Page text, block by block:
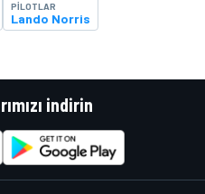
PILOTLAR
Lando Norris
indirin